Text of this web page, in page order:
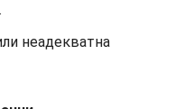
неадекватна